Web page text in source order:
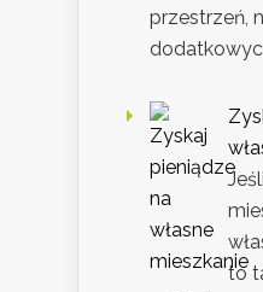
przestrzeń,
to